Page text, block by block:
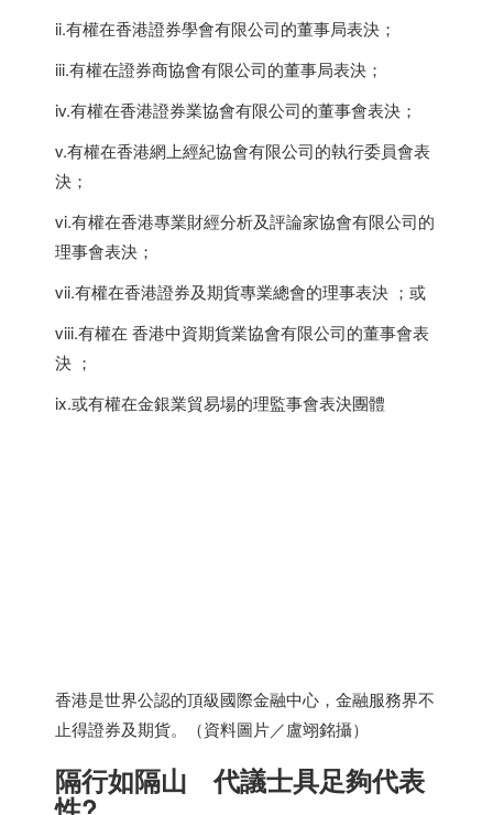
ii.有權在香港證券學會有限公司的董事局表決；
iii.有權在證券商協會有限公司的董事局表決；
iv.有權在香港證券業協會有限公司的董事會表決；
v.有權在香港網上經紀協會有限公司的執行委員會表
決；
vi.有權在香港專業財經分析及評論家協會有限公司的
理事會表決；
vii.有權在香港證券及期貨專業總會的理事表決 ；或
viii.有權在 香港中資期貨業協會有限公司的董事會表
決 ；
ix.或有權在金銀業貿易場的理監事會表決團體
香港是世界公認的頂級國際金融中心，金融服務界不
止得證券及期貨。（資料圖片／盧翊銘攝）
隔行如隔山 代議士具足夠代表